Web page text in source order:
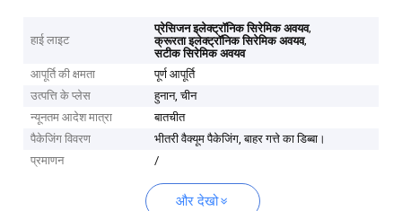
हाई लाइट
प्रेसिजन इलेक्ट्रॉनिक सिरेमिक अवयव,
क्रूरता इलेक्ट्रॉनिक सिरेमिक अवयव,
सटीक सिरेमिक अवयव
आपूर्ति की क्षमता
पूर्ण आपूर्ति
उत्पत्ति के प्लेस
हुनान, चीन
न्यूनतम आदेश मात्रा
बातचीत
पैकेजिंग विवरण
भीतरी वैक्यूम पैकेजिंग, बाहर गत्ते का डिब्बा।
प्रमाणन
/
और देखो